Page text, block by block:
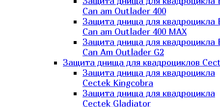
Can am Outlader 400
Защита днища для квадроцикла
Can am Outlader 400 MAX
Защита днища для квадроцикла
Can Аm Outlader G2
Защита днища для квадроциклов
Защита днища для квадроцикла
Cectek Kingcobra
Защита днища для квадроцикла
Cectek Gladiator